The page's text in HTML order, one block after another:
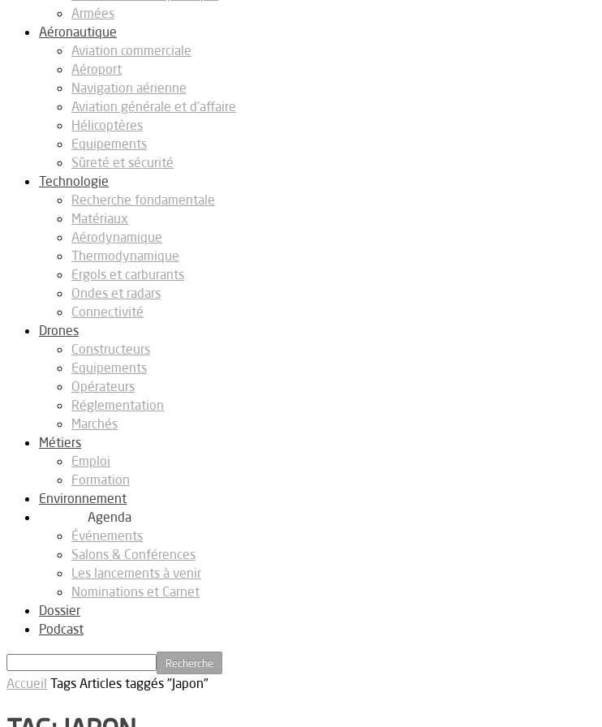
Armées
Aéronautique
Aviation commerciale
Aéroport
Navigation aérienne
Aviation générale et d’affaire
Hélicoptères
Equipements
Sûreté et sécurité
Technologie
Recherche fondamentale
Matériaux
Aérodynamique
Thermodynamique
Ergols et carburants
Ondes et radars
Connectivité
Drones
Constructeurs
Equipements
Opérateurs
Réglementation
Marchés
Métiers
Emploi
Formation
Environnement
Agenda
Événements
Salons & Conférences
Les lancements à venir
Nominations et Carnet
Dossier
Podcast
Accueil Tags Articles taggés "Japon"